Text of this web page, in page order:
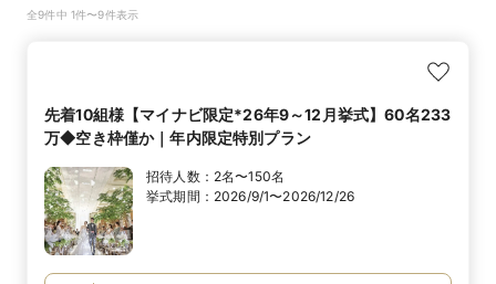
全9件中 1件〜9件表示
先着10組様【マイナビ限定*26年9～12月挙式】60名233
万◆空き枠僅か｜年内限定特別プラン
招待人数： 2名〜150名
挙式期間： 2026/9/1〜2026/12/26